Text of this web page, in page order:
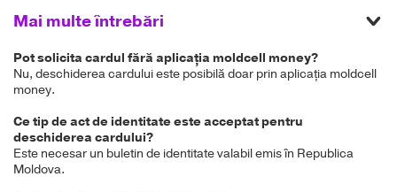
Mai multe întrebări
Pot solicita cardul fără aplicația moldcell money?
Nu, deschiderea cardului este posibilă doar prin aplicația moldcell
money.
Ce tip de act de identitate este acceptat pentru
deschiderea cardului?
Este necesar un buletin de identitate valabil emis în Republica
Moldova.